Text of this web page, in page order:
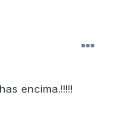
encima.!!!!!